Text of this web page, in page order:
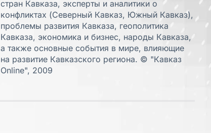
стран Кавказа, эксперты и аналитики о
конфликтах (Северный Кавказ, Южный Кавказ),
проблемы развития Кавказа, геополитика
Кавказа, экономика и бизнес, народы Кавказа,
а также основные события в мире, влияющие
на развитие Кавказского региона. © "Кавказ
Online", 2009